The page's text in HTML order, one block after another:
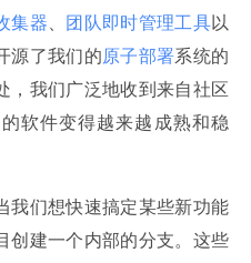
集器 团队即时管理工具以
源了我们的原子部署系统的
，我们广泛地收到来自社区
软件变得越来越成熟和稳
我们想快速搞定某些新功能
创建一个内部的分支。这些